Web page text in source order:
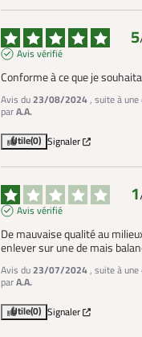
5
Avis vérifié
Conforme à ce que je
Avis du23/08/2024, suite à
parA.A.
Utile(0) Signaler
1
Avis vérifié
De mauvaise qualité au
enlever sur une de mais
Avis du23/07/2024, suite à
parA.A.
Utile(0) Signaler